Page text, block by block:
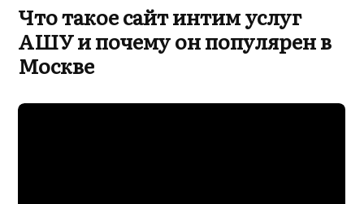
Что такое сайт интим услуг
АШУ и почему он популярен в
Москве